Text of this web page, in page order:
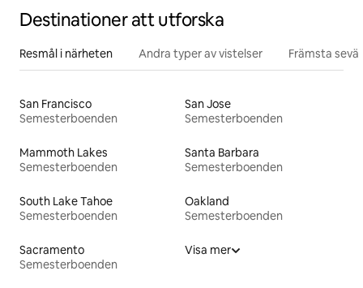
Destinationer att utforska
Resmål i närheten Andra typer av vistelser Främsta
San Francisco
Semesterboenden
San Jose
Semesterboenden
Mammoth Lakes
Semesterboenden
Santa Barbara
Semesterboenden
South Lake Tahoe
Semesterboenden
Oakland
Semesterboenden
Sacramento
Semesterboenden
Visa mer